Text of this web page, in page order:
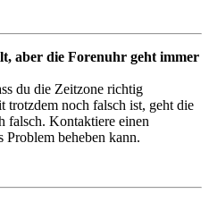
aber die Forenuhr geht immer
du die Zeitzone richtig
trotzdem noch falsch ist, geht die
falsch. Kontaktiere einen
Problem beheben kann.